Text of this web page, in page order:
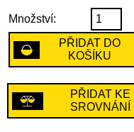
Množství:
PŘIDAT DO
KOŠÍKU
PŘIDAT KE
SROVNÁNÍ